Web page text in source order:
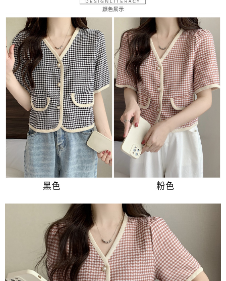
易，需依本服務之必要範圍內提供個人資料，並將交易相關給付款項請求債
權轉讓予恩沛科技股份有限公司。
２．關於個人資料處理事宜，請瀏覽以下網址：
https://aftee.tw/terms/#terms3
３．未成年的使用者請事先徵得法定代理人或監護人之同意方可使用
「AFTEE先享後付」，若未經同意申辦者引起之損失，本公司不負相關責
任。
４．使用「AFTEE先享後付」時，將依據個別帳號之用戶狀況，依本公司即
時審查核予不同之上限額度；若仍有額度不足之情形，本公司將視審查結果
請求用戶進行身份認證。
５．嚴禁一人註冊多個帳號或使用他人資訊註冊。若發現惡意使用之情形，
恩沛科技股份有限公司將有權停止該用戶之使用額度並採取法律行動。
付款後7-11取貨
每筆NT$80，滿NT$699(含以上)免運費
宅配
每筆NT$70，滿NT$699(含以上)免運費
離島-郵局寄送
每筆NT$90，滿NT$699(含以上)免運費
國家/地區配送 查看運費